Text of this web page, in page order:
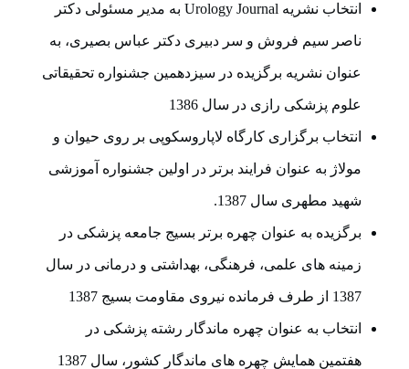
انتخاب نشریه Urology Journal به مدیر مسئولی دکتر
ناصر سیم فروش و سر دبیری دکتر عباس بصیری، به
عنوان نشریه برگزیده در سیزدهمین جشنواره تحقیقاتی
علوم پزشکی رازی در سال 1386
انتخاب برگزاری کارگاه لاپاروسکوپی بر روی حیوان و
مولاژ به عنوان فرایند برتر در اولین جشنواره آموزشی
شهید مطهری سال 1387.
برگزیده به عنوان چهره برتر بسیج جامعه پزشکی در
زمینه های علمی، فرهنگی، بهداشتی و درمانی در سال
1387 از طرف فرمانده نیروی مقاومت بسیج 1387
انتخاب به عنوان چهره ماندگار رشته پزشکی در
هفتمین همایش چهره های ماندگار کشور، سال 1387